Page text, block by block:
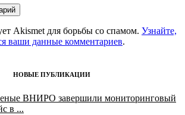
Akismet для борьбы со спамом. Узнайте,
ваши данные комментариев.
НОВЫЕ ПУБЛИКАЦИИ
ВНИРО завершили мониторинговый
в ...